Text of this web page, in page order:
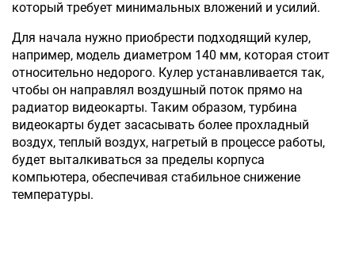
который требует минимальных вложений и усилий.
Для начала нужно приобрести подходящий кулер,
например, модель диаметром 140 мм, которая стоит
относительно недорого. Кулер устанавливается так,
чтобы он направлял воздушный поток прямо на
радиатор видеокарты. Таким образом, турбина
видеокарты будет засасывать более прохладный
воздух, теплый воздух, нагретый в процессе работы,
будет выталкиваться за пределы корпуса
компьютера, обеспечивая стабильное снижение
температуры.